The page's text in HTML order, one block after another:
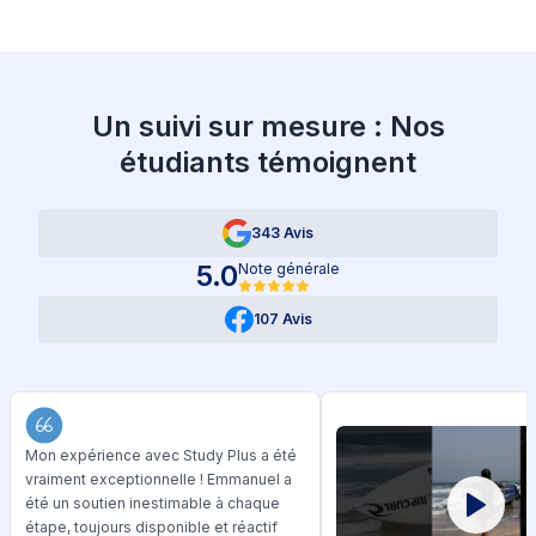
Un suivi sur mesure : Nos
étudiants témoignent
343 Avis
5.0Note générale
107 Avis
Mon expérience avec Study Plus a été
vraiment exceptionnelle ! Emmanuel a
été un soutien inestimable à chaque
étape, toujours disponible et réactif